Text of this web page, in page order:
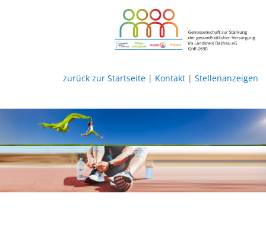
zurück zur Startseite| Kontakt| Stellenanzeigen